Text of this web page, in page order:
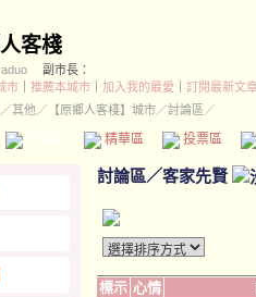
客棧
副市長：
市
推薦本城市 加入我的最愛
訂閱最新文
／其他 ／ 【原鄉人客棧】城市／討論區／
精華區 投票區
討論區／客家先賢
標示 心情